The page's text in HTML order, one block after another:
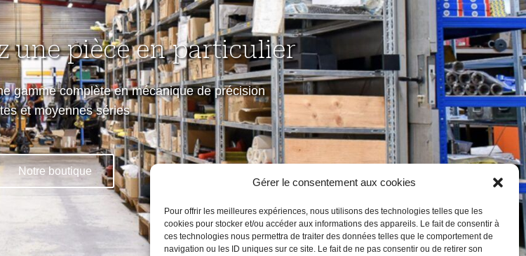
Gérer le consentement aux cookies
Pour offrir les meilleures expériences, nous utilisons des technologies telles que les
cookies pour stocker et/ou accéder aux informations des appareils. Le fait de consentir à
ces technologies nous permettra de traiter des données telles que le comportement de
navigation ou les ID uniques sur ce site. Le fait de ne pas consentir ou de retirer son
une pièce en particulier
gamme complète en mécanique de précision
et moyennes séries
Notre boutique